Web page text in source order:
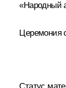
«Народный
Церемония